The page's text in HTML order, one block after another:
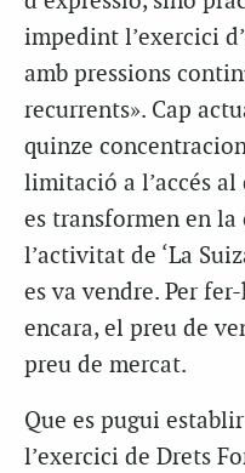
impedint l’exercici
amb pressions
recurrents». Cap
quinze
limitació a l’accés
es transformen en la
l’activitat de ‘La
es va vendre. Per
encara, el preu de
preu de mercat.
Que es pugui
l’exercici de Drets